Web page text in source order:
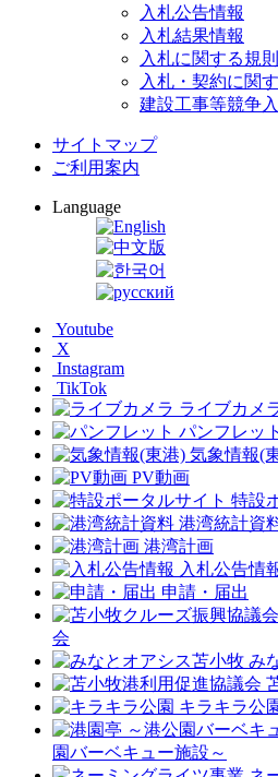
入札公告情報
入札結果情報
入札に関する規
入札・契約に関
建設工事等競争
サイトマップ
ご利用案内
Language
Youtube
X
Instagram
TikTok
ライブカメ
パンフレット
気象情報(
PV動画
特設
港湾統計資
港湾計画
入札公告情
申請・届出
会
み
キラキラ公
園バーベキュー施設～